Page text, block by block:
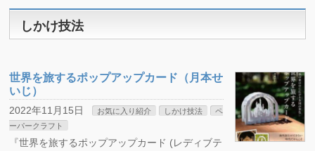
しかけ技法
世界を旅するポップアップカード（月本せ
いじ）
2022年11月15日 お気に入り紹介 しかけ技法
ペ
ーパークラフト
『世界を旅するポップアップカード (レディブテ